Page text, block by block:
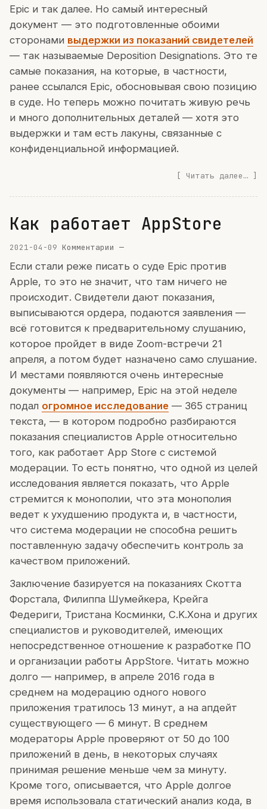
Epic и так далее. Но самый интересный
документ — это подготовленные обоими
сторонами выдержки из показаний свидетелей
— так называемые Deposition Designations. Это те
самые показания, на которые, в частности,
ранее ссылался Epic, обосновывая свою позицию
в суде. Но теперь можно почитать живую речь
и много дополнительных деталей — хотя это
выдержки и там есть лакуны, связанные с
конфиденциальной информацией.
Читать далее…
Как работает AppStore
2021-04-09 Комментарии —
Если стали реже писать о суде Epic против
Apple, то это не значит, что там ничего не
происходит. Свидетели дают показания,
выписываются ордера, подаются заявления —
всё готовится к предварительному слушанию,
которое пройдет в виде Zoom-встречи 21
апреля, а потом будет назначено само слушание.
И местами появляются очень интересные
документы — например, Epic на этой неделе
подал огромное исследование — 365 страниц
текста, — в котором подробно разбираются
показания специалистов Apple относительно
того, как работает App Store с системой
модерации. То есть понятно, что одной из целей
исследования является показать, что Apple
стремится к монополии, что эта монополия
ведет к ухудшению продукта и, в частности,
что система модерации не способна решить
поставленную задачу обеспечить контроль за
качеством приложений.
Заключение базируется на показаниях Скотта
Форстала, Филиппа Шумейкера, Крейга
Федериги, Тристана Косминки, C.K.Хона и других
специалистов и руководителей, имеющих
непосредственное отношение к разработке ПО
и организации работы AppStore. Читать можно
долго — например, в апреле 2016 года в
среднем на модерацию одного нового
приложения тратилось 13 минут, а на апдейт
существующего — 6 минут. В среднем
модераторы Apple проверяют от 50 до 100
приложений в день, в некоторых случаях
принимая решение меньше чем за минуту.
Кроме того, описывается, что Apple долгое
время использовала статический анализ кода, в